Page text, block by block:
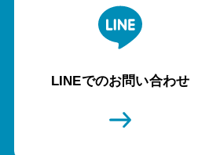
LINEでのお問い合わせ